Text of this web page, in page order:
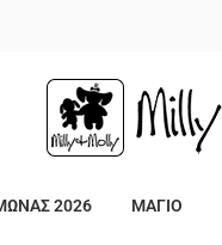
2026 ΜΑΓΙΟ